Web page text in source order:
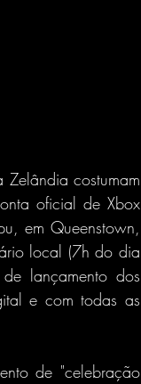
costumam
oficial de Xbox
em Queenstown,
local (7h do dia
lançamento dos
e com todas as
de "celebração